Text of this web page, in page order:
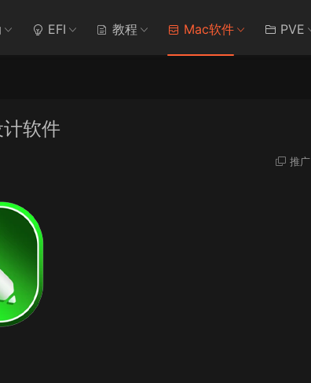
EFI 教程 Mac软件 PVE
软件
推广